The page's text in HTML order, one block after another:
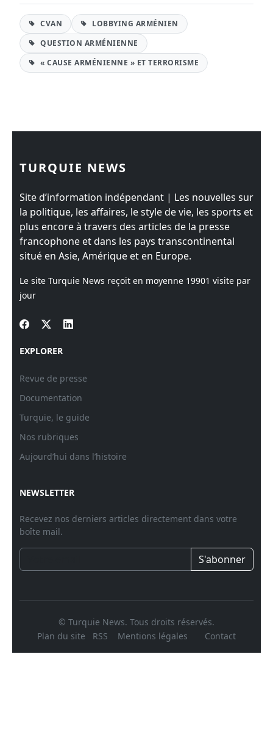
CVAN
LOBBYING ARMÉNIEN
QUESTION ARMÉNIENNE
« CAUSE ARMÉNIENNE » ET TERRORISME
TURQUIE NEWS
Site d’information indépendant | Les nouvelles sur
la politique, les affaires, le style de vie, les sports et
plus encore à travers des articles de la presse
francophone et dans les pays transcontinental
situé en Asie, Amérique et en Europe.
Le site Turquie News reçoit en moyenne 19901 visite par
jour
EXPLORER
Revue de presse
Documentation
Turquie, le guide
Nos rubriques
Aujourd’hui dans l’histoire
NEWSLETTER
Recevez nos derniers articles directement dans votre
boîte mail.
S'abonner
© Turquie News. Tous droits réservés.
Plan du site
RSS Mentions légales Contact